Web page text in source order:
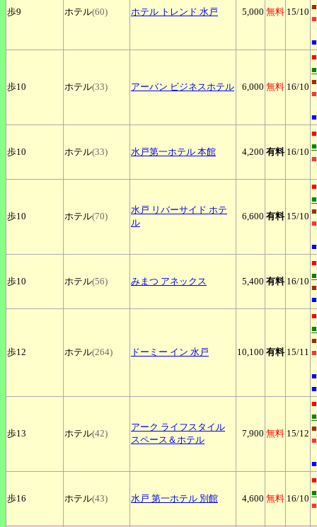
歩9 ホテル(60) ホテル トレンド 水戸 5,000 無料 15/10 ■
■
■
歩10 ホテル(33) アーバン ビジネスホテル 6,000 無料 16/10
■
■
■
■
歩10 ホテル(33) 水戸第一ホテル 本館 4,200 有料 16/10
■
■
歩10 ホテル(70)
水戸 リバーサイド ホテ
ル
6,600 有料 15/10
■
■
■
■
歩10 ホテル(56) みまつ アネックス 5,400 有料 16/10
■
■
■
歩12 ホテル(264) ドーミー イン 水戸 10,100 有料 15/11
■
■
■
■
■
歩13 ホテル(42)
アーク ライフスタイル
スペース＆ホテル
7,900 無料 15/12
■
■
■
■
歩16 ホテル(43) 水戸 第一ホテル 別館 4,600 無料 16/10
■
■